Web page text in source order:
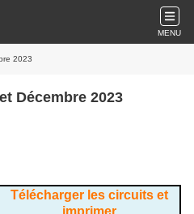
MENU
2023
Décembre 2023
Télécharger les circuits et
imprimer